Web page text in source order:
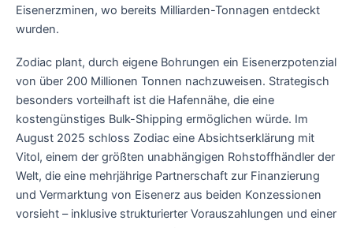
Eisenerzminen, wo bereits Milliarden-Tonnagen entdeckt
wurden.
Zodiac plant, durch eigene Bohrungen ein Eisenerzpotenzial
von über 200 Millionen Tonnen nachzuweisen. Strategisch
besonders vorteilhaft ist die Hafennähe, die eine
kostengünstiges Bulk-Shipping ermöglichen würde. Im
August 2025 schloss Zodiac eine Absichtserklärung mit
Vitol, einem der größten unabhängigen Rohstoffhändler der
Welt, die eine mehrjährige Partnerschaft zur Finanzierung
und Vermarktung von Eisenerz aus beiden Konzessionen
vorsieht – inklusive strukturierter Vorauszahlungen und einer